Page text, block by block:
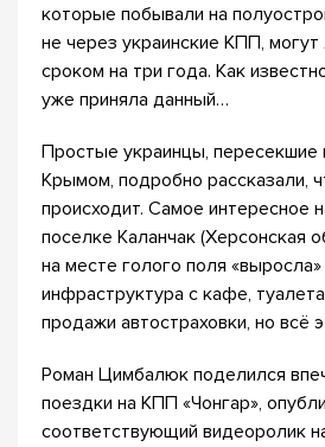
которые побывали на
не через украинские КПП,
сроком на три года. Как
уже приняла данный…
Простые украинцы, пересекшие
Крымом, подробно рассказали,
происходит. Самое интересное
поселке Каланчак (Херсонская
на месте голого поля
инфраструктура с кафе,
продажи автостраховки, но всё
Роман Цимбалюк поделился
поездки на КПП «Чонгар»,
соответствующий видеоролик